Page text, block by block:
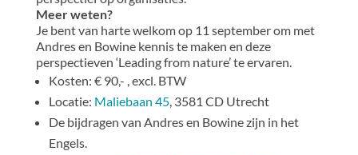
Meer weten?
Je bent van harte welkom op 11 september om met
Andres en Bowine kennis te maken en deze
perspectieven ‘Leading from nature’ te ervaren.
Kosten: € 90,- , excl. BTW
Locatie: Maliebaan 45, 3581 CD Utrecht
De bijdragen van Andres en Bowine zijn in het
Engels.